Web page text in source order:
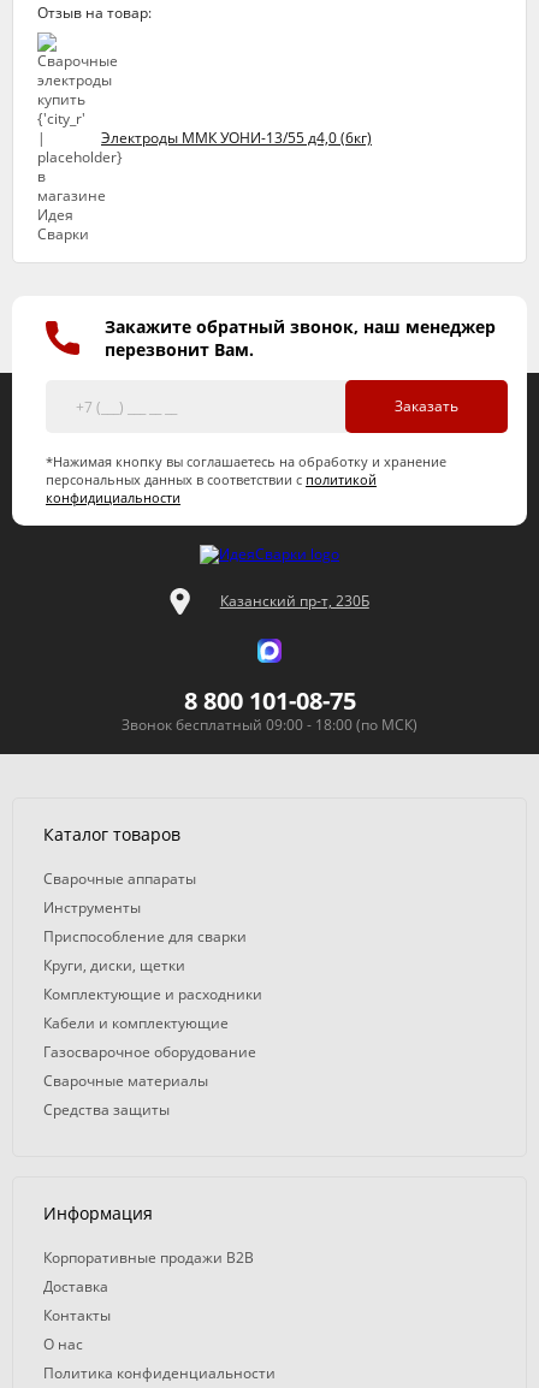
Отзыв на товар:
Электроды ММК УОНИ-13/55 д4,0 (6кг)
Закажите обратный звонок, наш менеджер
перезвонит Вам.
Заказать
*Нажимая кнопку вы соглашаетесь на обработку и хранение
персональных данных в соответствии с политикой
конфидициальности
Казанский пр-т, 230Б
8 800 101-08-75
Звонок бесплатный 09:00 - 18:00 (по МСК)
Каталог товаров
Сварочные аппараты
Инструменты
Приспособление для сварки
Круги, диски, щетки
Комплектующие и расходники
Кабели и комплектующие
Газосварочное оборудование
Сварочные материалы
Средства защиты
Информация
Корпоративные продажи B2B
Доставка
Контакты
О нас
Политика конфиденциальности